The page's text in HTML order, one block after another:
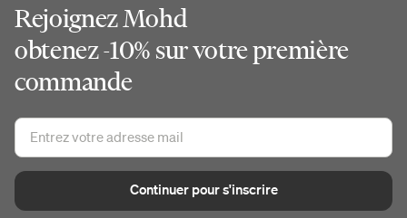
Rejoignez Mohd
obtenez -10% sur votre première
commande
Continuer pour s'inscrire